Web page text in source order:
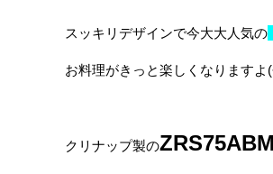
スッキリデザインで今大大人気の
お料理がきっと楽しくなりますよ
クリナップ製の